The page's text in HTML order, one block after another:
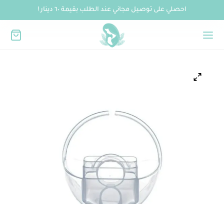
احصلي على توصيل مجاني عند الطلب بقيمة ٦٠ دينار !